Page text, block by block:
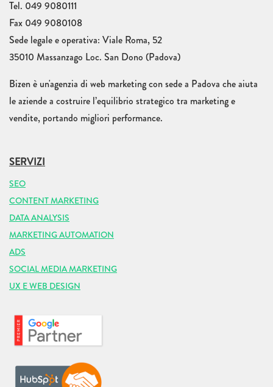
Tel. 049 9080111
Fax 049 9080108
Sede legale e operativa: Viale Roma, 52
35010 Massanzago Loc. San Dono (Padova)
Bizen è un'agenzia di web marketing con sede a Padova che aiuta
le aziende a costruire l’equilibrio strategico tra marketing e
vendite, portando migliori performance.
SERVIZI
SEO
CONTENT MARKETING
DATA ANALYSIS
MARKETING AUTOMATION
ADS
SOCIAL MEDIA MARKETING
UX E WEB DESIGN